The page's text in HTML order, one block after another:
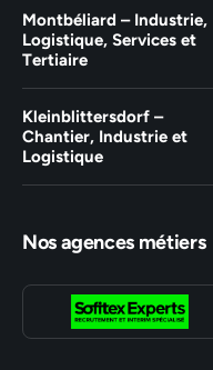
Montbéliard – Industrie,
Logistique, Services et
Tertiaire
Kleinblittersdorf –
Chantier, Industrie et
Logistique
Nos agences métiers